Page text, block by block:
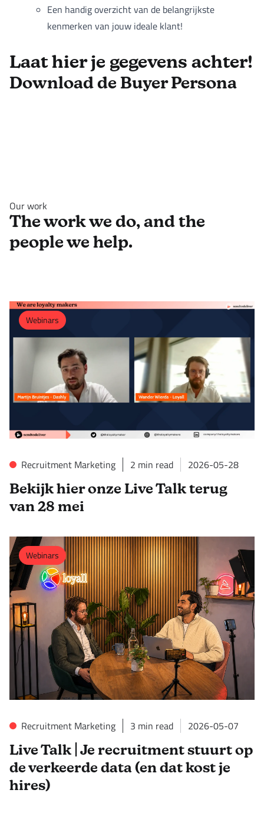
Een handig overzicht van de belangrijkste
kenmerken van jouw ideale klant!
Laat hier je gegevens achter!
Download de Buyer Persona
Our work
The work we do, and the
people we help.
Webinars
Recruitment Marketing 2 min read 2026-05-28
Bekijk hier onze Live Talk terug
van 28 mei
Webinars
Recruitment Marketing 3 min read 2026-05-07
Live Talk | Je recruitment stuurt op
de verkeerde data (en dat kost je
hires)